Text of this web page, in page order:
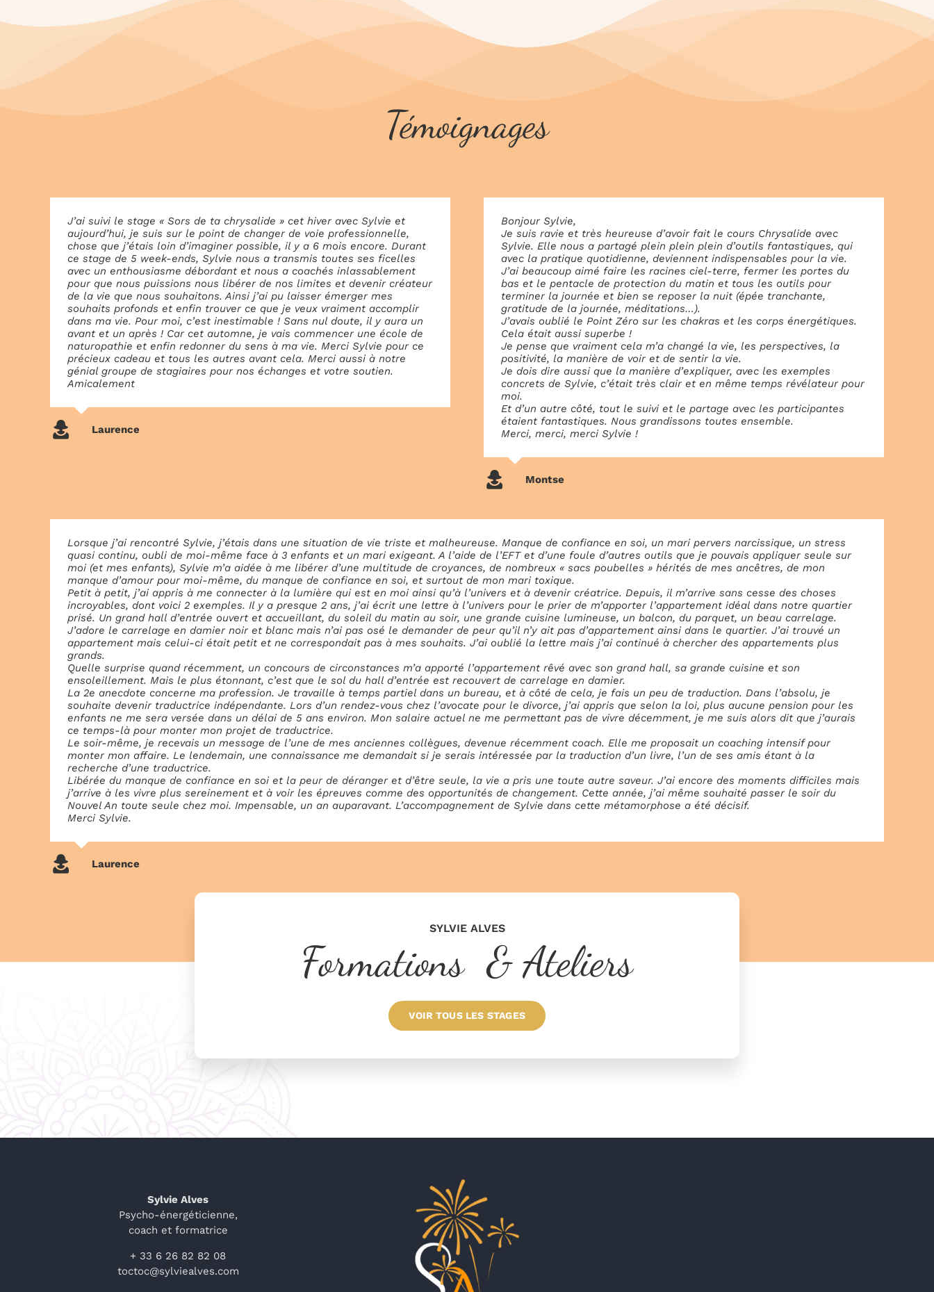
Témoignages
J’ai suivi le stage « Sors de ta chrysalide » cet hiver avec Sylvie et
aujourd’hui, je suis sur le point de changer de voie professionnelle,
chose que j’étais loin d’imaginer possible, il y a 6 mois encore. Durant
ce stage de 5 week-ends, Sylvie nous a transmis toutes ses ficelles
avec un enthousiasme débordant et nous a coachés inlassablement
pour que nous puissions nous libérer de nos limites et devenir créateur
de la vie que nous souhaitons. Ainsi j’ai pu laisser émerger mes
souhaits profonds et enfin trouver ce que je veux vraiment accomplir
dans ma vie. Pour moi, c’est inestimable ! Sans nul doute, il y aura un
avant et un après ! Car cet automne, je vais commencer une école de
naturopathie et enfin redonner du sens à ma vie. Merci Sylvie pour ce
précieux cadeau et tous les autres avant cela. Merci aussi à notre
génial groupe de stagiaires pour nos échanges et votre soutien.
Amicalement
Laurence
Bonjour Sylvie,
Je suis ravie et très heureuse d’avoir fait le cours Chrysalide avec
Sylvie. Elle nous a partagé plein plein plein d’outils fantastiques, qui
avec la pratique quotidienne, deviennent indispensables pour la vie.
J’ai beaucoup aimé faire les racines ciel-terre, fermer les portes du
bas et le pentacle de protection du matin et tous les outils pour
terminer la journée et bien se reposer la nuit (épée tranchante,
gratitude de la journée, méditations…).
J’avais oublié le Point Zéro sur les chakras et les corps énergétiques.
Cela était aussi superbe !
Je pense que vraiment cela m’a changé la vie, les perspectives, la
positivité, la manière de voir et de sentir la vie.
Je dois dire aussi que la manière d’expliquer, avec les exemples
concrets de Sylvie, c’était très clair et en même temps révélateur pour
moi.
Et d’un autre côté, tout le suivi et le partage avec les participantes
étaient fantastiques. Nous grandissons toutes ensemble.
Merci, merci, merci Sylvie !
Montse
Lorsque j’ai rencontré Sylvie, j’étais dans une situation de vie triste et malheureuse. Manque de confiance en soi, un mari pervers narcissique, un stress
quasi continu, oubli de moi-même face à 3 enfants et un mari exigeant. A l’aide de l’EFT et d’une foule d’autres outils que je pouvais appliquer seule sur
moi (et mes enfants), Sylvie m’a aidée à me libérer d’une multitude de croyances, de nombreux « sacs poubelles » hérités de mes ancêtres, de mon
manque d’amour pour moi-même, du manque de confiance en soi, et surtout de mon mari toxique.
Petit à petit, j’ai appris à me connecter à la lumière qui est en moi ainsi qu’à l’univers et à devenir créatrice. Depuis, il m’arrive sans cesse des choses
incroyables, dont voici 2 exemples. Il y a presque 2 ans, j’ai écrit une lettre à l’univers pour le prier de m’apporter l’appartement idéal dans notre quartier
prisé. Un grand hall d’entrée ouvert et accueillant, du soleil du matin au soir, une grande cuisine lumineuse, un balcon, du parquet, un beau carrelage.
J’adore le carrelage en damier noir et blanc mais n’ai pas osé le demander de peur qu’il n’y ait pas d’appartement ainsi dans le quartier. J’ai trouvé un
appartement mais celui-ci était petit et ne correspondait pas à mes souhaits. J’ai oublié la lettre mais j’ai continué à chercher des appartements plus
grands.
Quelle surprise quand récemment, un concours de circonstances m’a apporté l’appartement rêvé avec son grand hall, sa grande cuisine et son
ensoleillement. Mais le plus étonnant, c’est que le sol du hall d’entrée est recouvert de carrelage en damier.
La 2e anecdote concerne ma profession. Je travaille à temps partiel dans un bureau, et à côté de cela, je fais un peu de traduction. Dans l’absolu, je
souhaite devenir traductrice indépendante. Lors d’un rendez-vous chez l’avocate pour le divorce, j’ai appris que selon la loi, plus aucune pension pour les
enfants ne me sera versée dans un délai de 5 ans environ. Mon salaire actuel ne me permettant pas de vivre décemment, je me suis alors dit que j’aurais
ce temps-là pour monter mon projet de traductrice.
Le soir-même, je recevais un message de l’une de mes anciennes collègues, devenue récemment coach. Elle me proposait un coaching intensif pour
monter mon affaire. Le lendemain, une connaissance me demandait si je serais intéressée par la traduction d’un livre, l’un de ses amis étant à la
recherche d’une traductrice.
Libérée du manque de confiance en soi et la peur de déranger et d’être seule, la vie a pris une toute autre saveur. J’ai encore des moments difficiles mais
j’arrive à les vivre plus sereinement et à voir les épreuves comme des opportunités de changement. Cette année, j’ai même souhaité passer le soir du
Nouvel An toute seule chez moi. Impensable, un an auparavant. L’accompagnement de Sylvie dans cette métamorphose a été décisif.
Merci Sylvie.
Laurence
SYLVIE ALVES
Formations & Ateliers
VOIR TOUS LES STAGES
Sylvie Alves
Psycho-énergéticienne,
coach et formatrice
+ 33 6 26 82 82 08
toctoc@sylviealves.com